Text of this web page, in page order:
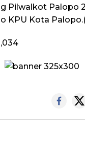
Pilwalkot Palopo
KPU Kota